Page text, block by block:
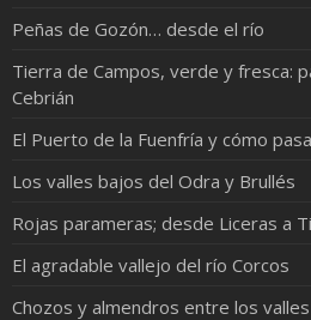
Peñas de Gozón… desde el río
Tierra de Campos, verde y fresca:
Cebrián
El Puerto de la Fuenfría y cómo
Los valles bajos del Odra y Brullés
Rojas parameras; desde Liceras a
El agradable vallejo del río Corcos
Chozos y almendros entre los